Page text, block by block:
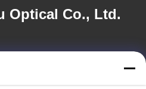
Optical Co., Ltd.